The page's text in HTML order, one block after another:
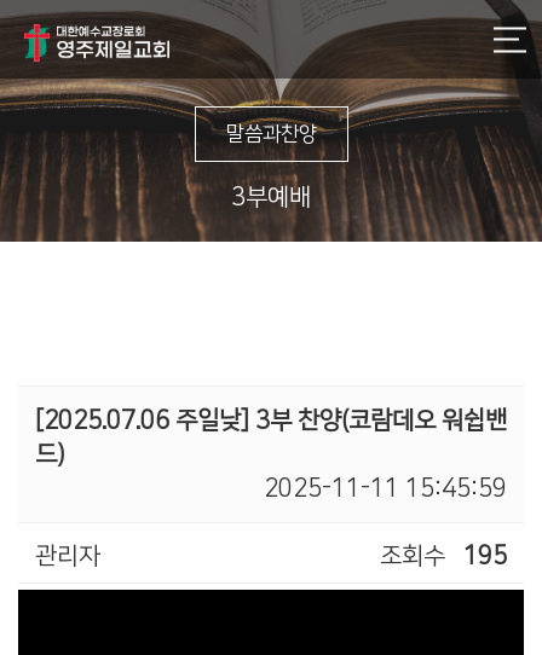
말씀과찬양
3부예배
[2025.07.06 주일낮] 3부 찬양(코람데오 워쉽밴
드)
2025-11-11 15:45:59
관리자 조회수 195